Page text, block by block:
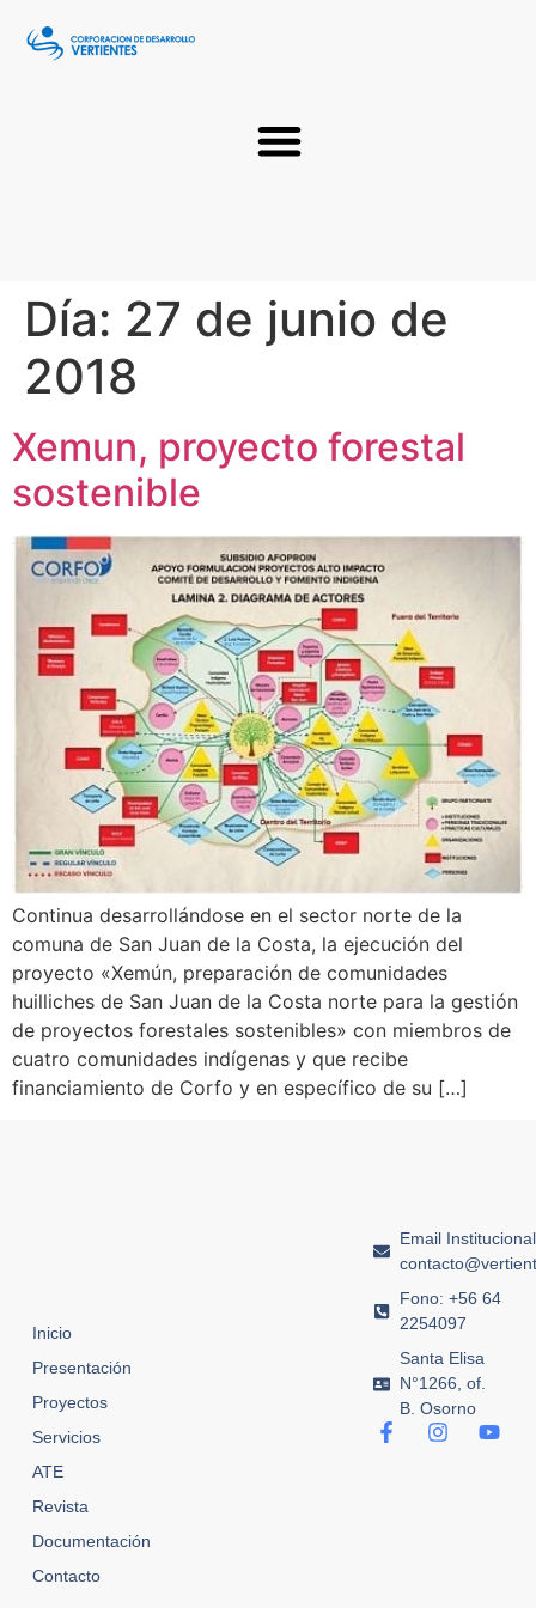
Día: 27 de junio de
2018
Xemun, proyecto forestal
sostenible
Continua desarrollándose en el sector norte de la
comuna de San Juan de la Costa, la ejecución del
proyecto «Xemún, preparación de comunidades
huilliches de San Juan de la Costa norte para la gestión
de proyectos forestales sostenibles» con miembros de
cuatro comunidades indígenas y que recibe
financiamiento de Corfo y en específico de su […]
Email Institucional
Fono: +56 64
2254097
Santa Elisa
N°1266, of.
B. Osorno
Inicio
Presentación
Proyectos
Servicios
ATE
Revista
Documentación
Contacto